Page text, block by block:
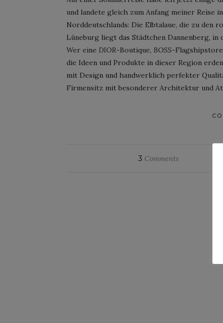
und landete gleich zum Anfang meiner Reise
Norddeutschlands: Die Elbtalaue, die zu den
Lüneburg liegt das Städtchen Dannenberg,
Wer eine DIOR-Boutique, BOSS-
die Ideen und Produkte in dieser Region
mit Design und handwerklich perfekter
Firmensitz mit besonderer Architektur und
3 Comments